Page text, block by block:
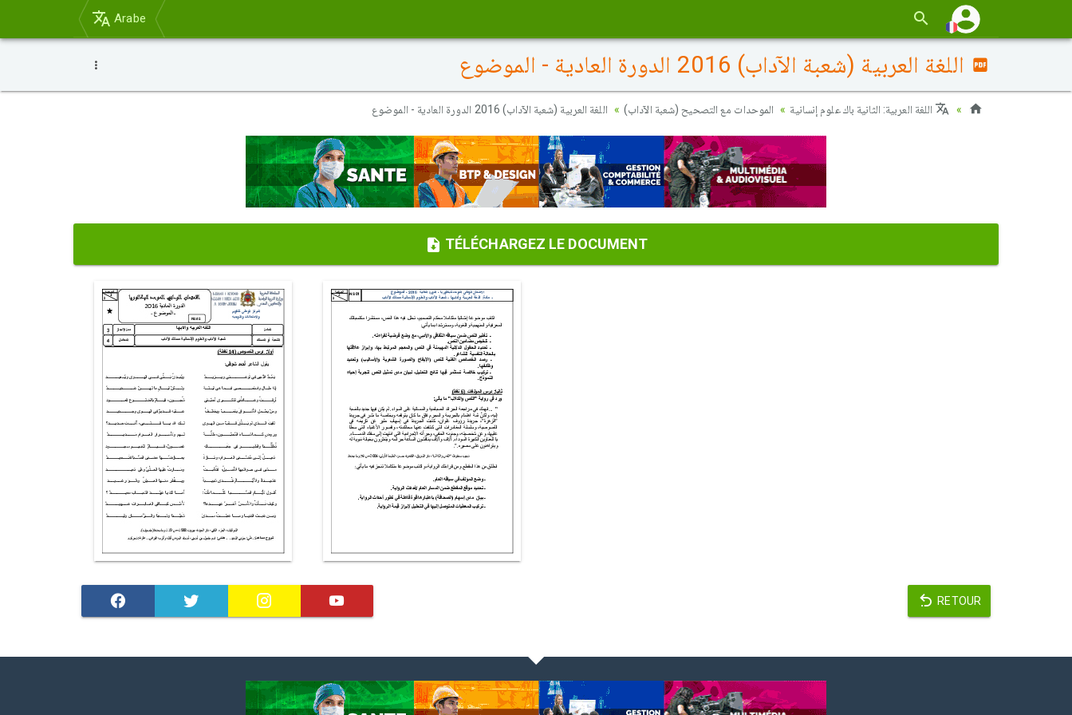
Arabe
اللغة العربية (شعبة الآداب) 2016 الدورة العادية - الموضوع
اللغة العربية: الثانية باك علوم إنسانية الموحدات مع التصحيح (شعبة الآداب) اللغة العربية (شعبة الآداب) 2016 الدورة العادية - الموضوع
TÉLÉCHARGEZ LE DOCUMENT
RETOUR